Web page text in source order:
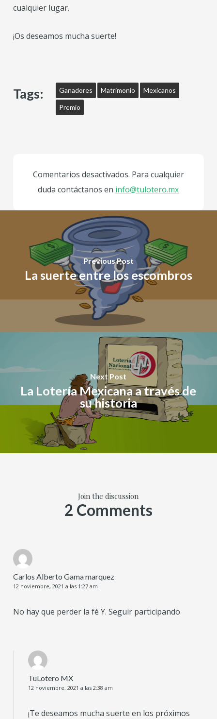
cualquier lugar.
¡Os deseamos mucha suerte!
Tags: Ganadores Matrimonio Mexicanos
Premio
Comentarios desactivados. Para cualquier
duda contáctanos en info@tulotero.mx
Previous Post
La suerte entre los escombros
Next Post
La Lotería Mexicana a través de
su historia
Join the discussion
2 Comments
Carlos Alberto Gama marquez
12 noviembre, 2021 a las 1:27 am
No hay que perder la fé Y. Seguir participando
TuLotero MX
12 noviembre, 2021 a las 2:38 am
¡Te deseamos mucha suerte en los próximos